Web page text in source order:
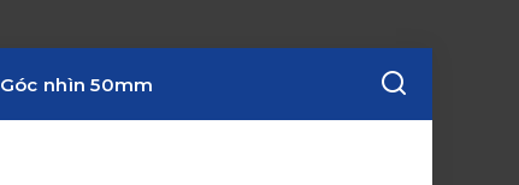
Góc nhìn 50mm